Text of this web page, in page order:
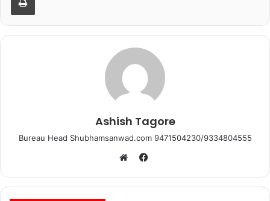
o
o
p
Ashish Tagore
Bureau Head Shubhamsanwad.com 9471504230/9334804555
Facebook